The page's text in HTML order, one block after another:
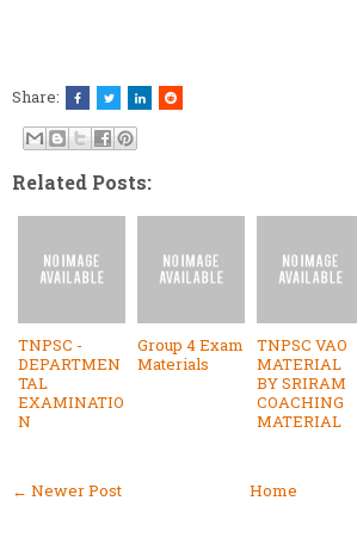
Share:
Related Posts:
TNPSC -
DEPARTMEN
TAL
EXAMINATIO
N
Group 4 Exam
Materials
TNPSC VAO
MATERIAL
BY SRIRAM
COACHING
MATERIAL
← Newer Post Home